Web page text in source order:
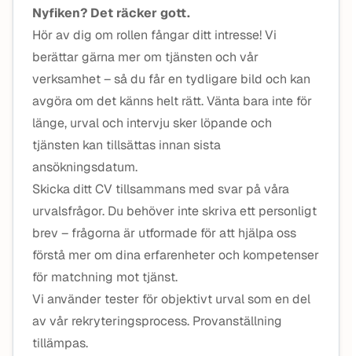
Nyfiken? Det räcker gott.
Hör av dig om rollen fångar ditt intresse! Vi
berättar gärna mer om tjänsten och vår
verksamhet – så du får en tydligare bild och kan
avgöra om det känns helt rätt. Vänta bara inte för
länge, urval och intervju sker löpande och
tjänsten kan tillsättas innan sista
ansökningsdatum.
Skicka ditt CV tillsammans med svar på våra
urvalsfrågor. Du behöver inte skriva ett personligt
brev – frågorna är utformade för att hjälpa oss
förstå mer om dina erfarenheter och kompetenser
för matchning mot tjänst.
Vi använder tester för objektivt urval som en del
av vår rekryteringsprocess. Provanställning
tillämpas.